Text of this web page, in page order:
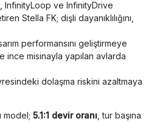
InfinityLoop ve InfinityDrive
Stella FK; dişli dayanıklılığını,
performansını geliştirmeye
ince misinayla yapılan avlarda
dolaşma riskini azaltmaya
5.1:1 devir oranı , tur başına